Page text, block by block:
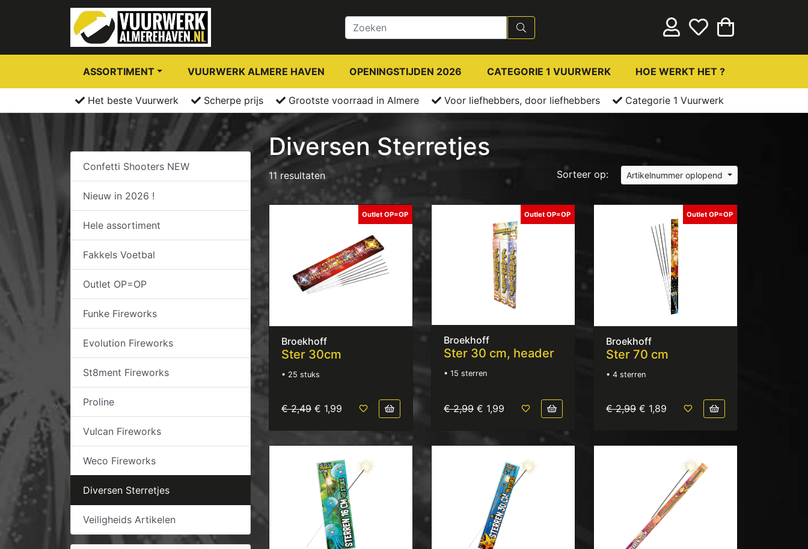
ASSORTIMENT VUURWERK ALMERE HAVEN OPENINGSTIJDEN 2026 CATEGORIE 1 VUURWERK HOE WERKT HET ?
Het beste Vuurwerk Scherpe prijs Grootste voorraad in Almere Voor liefhebbers, door liefhebbers Categorie 1 Vuurwerk
Confetti Shooters NEW
Nieuw in 2026 !
Hele assortiment
Fakkels Voetbal
Outlet OP=OP
Funke Fireworks
Evolution Fireworks
St8ment Fireworks
Proline
Vulcan Fireworks
Weco Fireworks
Diversen Sterretjes
Veiligheids Artikelen
Diversen Sterretjes
11 resultaten Sorteer op: Artikelnummer oplopend
Outlet OP=OP
Broekhoff
Ster 30cm
• 25 stuks
€ 2,49 € 1,99
Outlet OP=OP
Broekhoff
Ster 30 cm, header
• 15 sterren
€ 2,99 € 1,99
Outlet OP=OP
Broekhoff
Ster 70 cm
• 4 sterren
€ 2,99 € 1,89